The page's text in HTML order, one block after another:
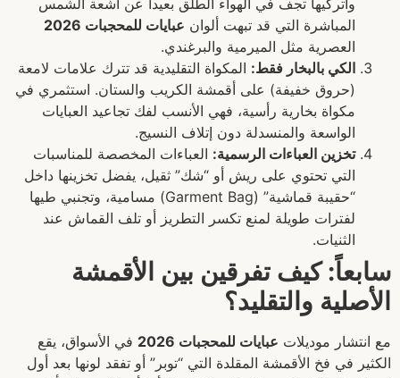
المباشرة التي قد تبهت ألوان عبايات للمحجبات 2026
العصرية مثل الميرمية والبرغندي.
الكي بالبخار فقط: المكواة التقليدية قد تترك علامات لامعة
(حروق خفيفة) على أقمشة الكريب والستان. استثمري في
مكواة بخارية رأسية، فهي الأنسب لفك تجاعيد العبايات
الواسعة والمنسدلة دون إتلاف النسيج.
تخزين العباءات الرسمية: العباءات المخصصة للمناسبات
التي تحتوي على ريش أو “شك” ثقيل، يفضل تخزينها داخل
“حقيبة قماشية” (Garment Bag) مسامية، وتجنبي طيها
لفترات طويلة لمنع تكسر التطريز أو تلف القماش عند
الثنيات.
سابعاً: كيف تفرقين بين الأقمشة
الأصلية والتقليد؟
مع انتشار موديلات عبايات للمحجبات 2026
في الأسواق، يقع
الكثير في فخ الأقمشة المقلدة التي “توبر” أو تفقد لونها بعد أول